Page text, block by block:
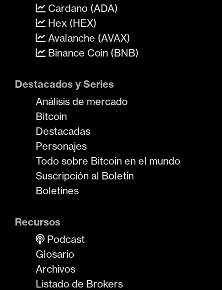
Cardano (ADA)
Hex (HEX)
Avalanche (AVAX)
Binance Coin (BNB)
Destacados y Series
Análisis de mercado
Bitcoin
Destacadas
Personajes
Todo sobre Bitcoin en el mundo
Suscripción al Boletín
Boletines
Recursos
Podcast
Glosario
Archivos
Listado de Brokers